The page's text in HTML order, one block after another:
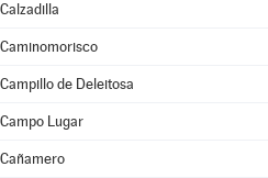
Calzadilla
Caminomorisco
Campillo de Deleitosa
Campo Lugar
Cañamero